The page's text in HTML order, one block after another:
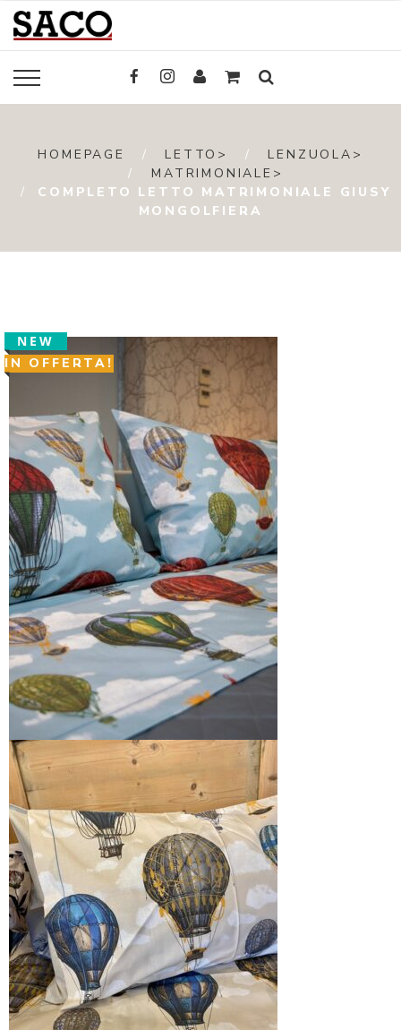
HOMEPAGE LETTO>
LENZUOLA>
MATRIMONIALE>
COMPLETO LETTO MATRIMONIALE GIUSY
MONGOLFIERA
NEW
IN OFFERTA!